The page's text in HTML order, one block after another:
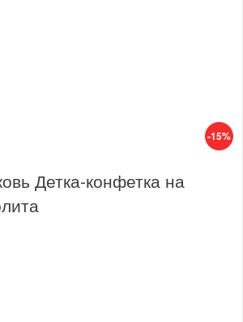
-15%
Детка-конфетка на